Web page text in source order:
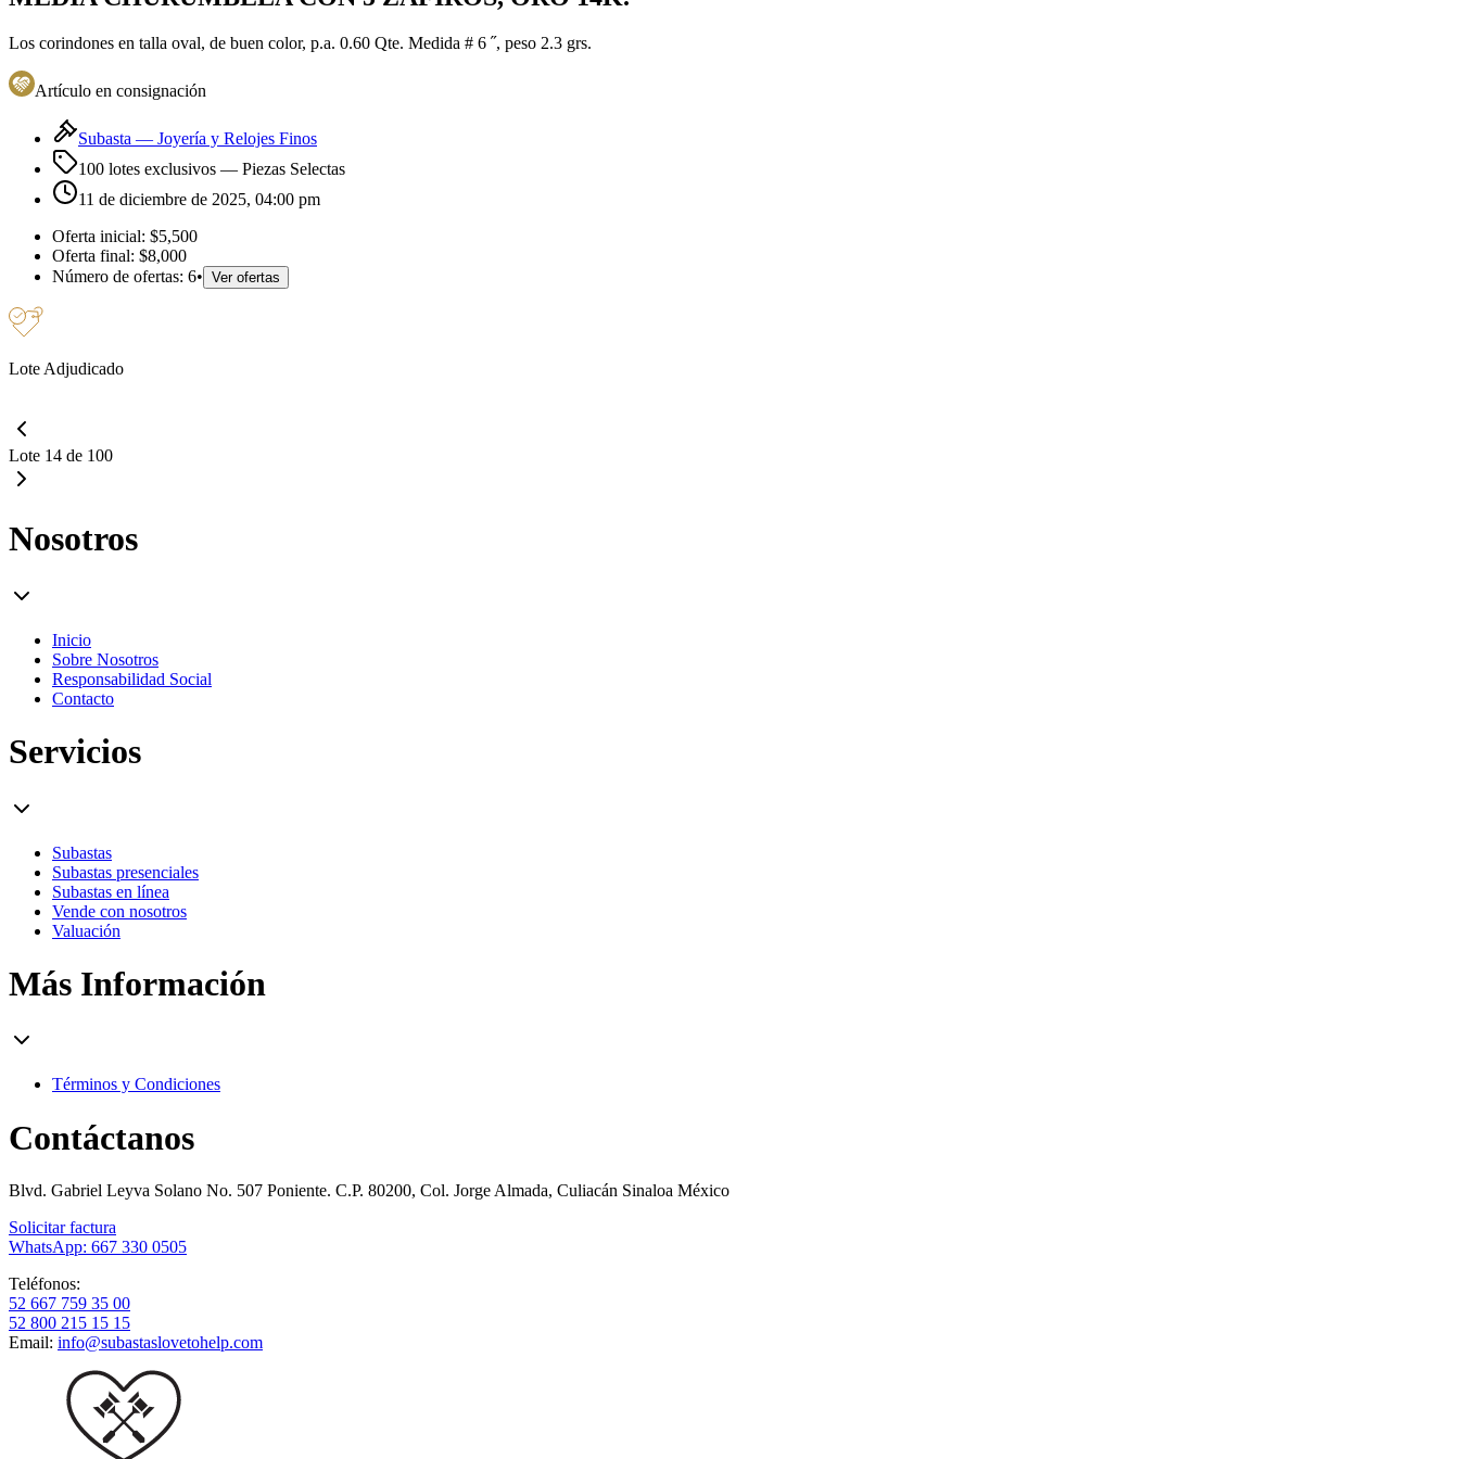
Los corindones en talla oval, de buen color, p.a. 0.60 Qte. Medida # 6 ˝, peso 2.3 grs.
Artículo en consignación
Subasta — Joyería y Relojes Finos
100 lotes exclusivos — Piezas Selectas
11 de diciembre de 2025, 04:00 pm
Oferta inicial: $5,500
Oferta final: $8,000
Número de ofertas: 6• Ver ofertas
Lote Adjudicado
Lote 14 de 100
Nosotros
Inicio
Sobre Nosotros
Responsabilidad Social
Contacto
Servicios
Subastas
Subastas presenciales
Subastas en línea
Vende con nosotros
Valuación
Más Información
Términos y Condiciones
Contáctanos
Blvd. Gabriel Leyva Solano No. 507 Poniente. C.P. 80200, Col. Jorge Almada, Culiacán Sinaloa México
Solicitar factura
WhatsApp: 667 330 0505
Teléfonos:
52 667 759 35 00
52 800 215 15 15
Email: info@subastaslovetohelp.com